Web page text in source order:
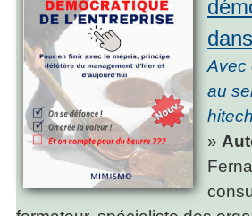
Avec
au
hitech
»